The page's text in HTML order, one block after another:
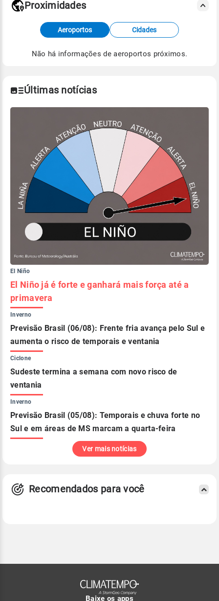
Fonte: dados combinados de estações
meteorológicas e satélite do Centro de Previsão
de Tempo e Estudos Climáticos (CPTEC).
Proximidades
Aeroportos Cidades
Não há informações de aeroportos próximos.
Últimas notícias
El Niño
El Niño já é forte e ganhará mais força até a
primavera
Inverno
Previsão Brasil (06/08): Frente fria avança pelo Sul e
aumenta o risco de temporais e ventania
Ciclone
Sudeste termina a semana com novo risco de
ventania
Inverno
Previsão Brasil (05/08): Temporais e chuva forte no
Sul e em áreas de MS marcam a quarta-feira
Ver mais notícias
Recomendados para você
Baixe os apps